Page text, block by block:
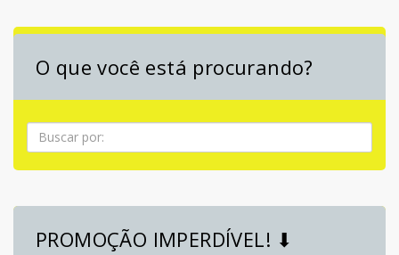
O que você está procurando?
Pesquisa
PROMOÇÃO IMPERDÍVEL! ⬇